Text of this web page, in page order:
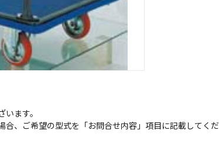
ます。
、ご希望の型式を「お問合せ内容」項目に記載してくだ